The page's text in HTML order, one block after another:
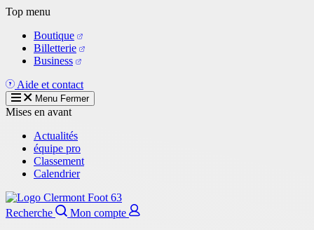
Aller
contenu
principal
Top menu
Boutique
Billetterie
Business
Aide et contact
Menu Fermer
Mises en avant
Actualités
équipe pro
Classement
Calendrier
Recherche
Mon compte